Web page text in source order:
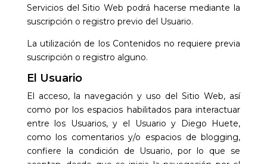
Servicios del Sitio Web podrá hacerse mediante la
suscripción o registro previo del Usuario.
La utilización de los Contenidos no requiere previa
suscripción o registro alguno.
El Usuario
El acceso, la navegación y uso del Sitio Web, así
como por los espacios habilitados para interactuar
entre los Usuarios, y el Usuario y Diego Huete,
como los comentarios y/o espacios de blogging,
confiere la condición de Usuario, por lo que se